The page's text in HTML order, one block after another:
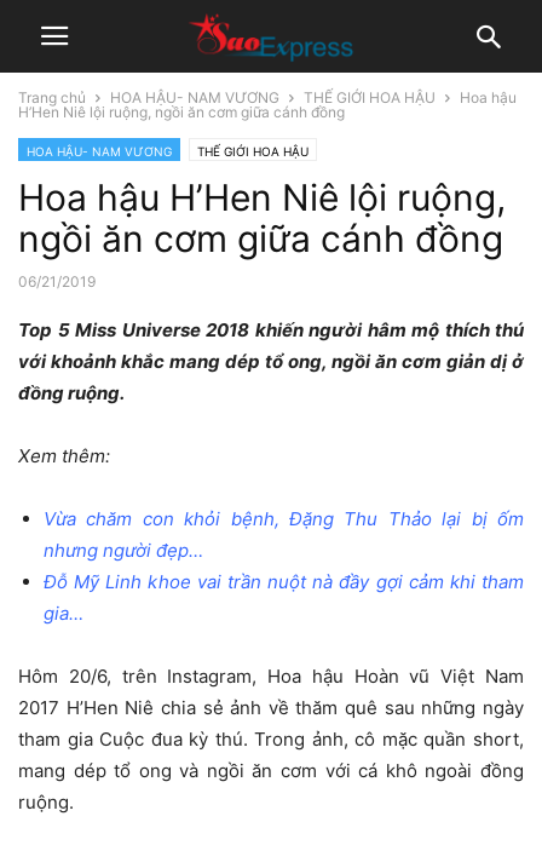
Trang chủ HOA HẬU- NAM VƯƠNG THẾ GIỚI HOA HẬU
Hoa hậu
H’Hen Niê lội ruộng, ngồi ăn cơm giữa cánh đồng
HOA HẬU- NAM VƯƠNG THẾ GIỚI HOA HẬU
Hoa hậu H’Hen Niê lội ruộng,
ngồi ăn cơm giữa cánh đồng
06/21/2019
Top 5 Miss Universe 2018 khiến người hâm mộ thích thú
với khoảnh khắc mang dép tổ ong, ngồi ăn cơm giản dị ở
đồng ruộng.
Xem thêm:
Vừa chăm con khỏi bệnh, Đặng Thu Thảo lại bị ốm
nhưng người đẹp…
Đỗ Mỹ Linh khoe vai trần nuột nà đầy gợi cảm khi tham
gia…
Hôm 20/6, trên Instagram, Hoa hậu Hoàn vũ Việt Nam
2017 H’Hen Niê chia sẻ ảnh về thăm quê sau những ngày
tham gia Cuộc đua kỳ thú. Trong ảnh, cô mặc quần short,
mang dép tổ ong và ngồi ăn cơm với cá khô ngoài đồng
ruộng.